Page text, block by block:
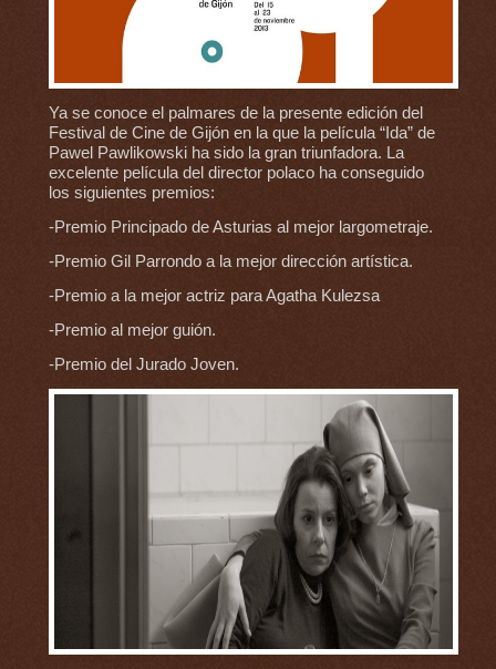
Ya se conoce el palmares de la presente edición del
Festival de Cine de Gijón en la que la película “Ida” de
Pawel Pawlikowski ha sido la gran triunfadora. La
excelente película del director polaco ha conseguido
los siguientes premios:
-Premio Principado de Asturias al mejor largometraje.
-Premio Gil Parrondo a la mejor dirección artística.
-Premio a la mejor actriz para Agatha Kulezsa
-Premio al mejor guión.
-Premio del Jurado Joven.